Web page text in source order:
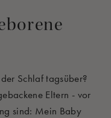
Schlaf tagsüber?
Eltern - vor
sind: Mein Baby